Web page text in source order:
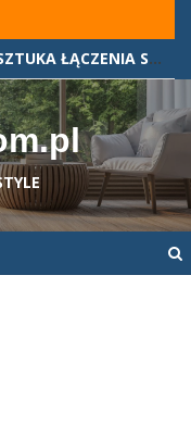
RETRO KONTRA NOWOCZESNOŚĆ: SZTUKA ŁĄCZENIA STYLÓW WE WNĘTRZACH